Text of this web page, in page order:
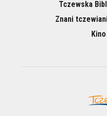
Tczewska
Znani